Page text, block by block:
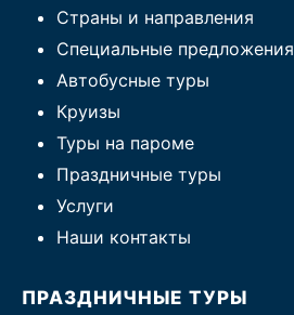
Страны и направления
Специальные предложения
Автобусные туры
Круизы
Туры на пароме
Праздничные туры
Услуги
Наши контакты
ПРАЗДНИЧНЫЕ ТУРЫ